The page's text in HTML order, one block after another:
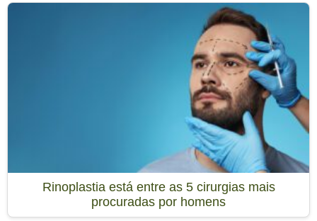
Rinoplastia está entre as 5 cirurgias mais
procuradas por homens